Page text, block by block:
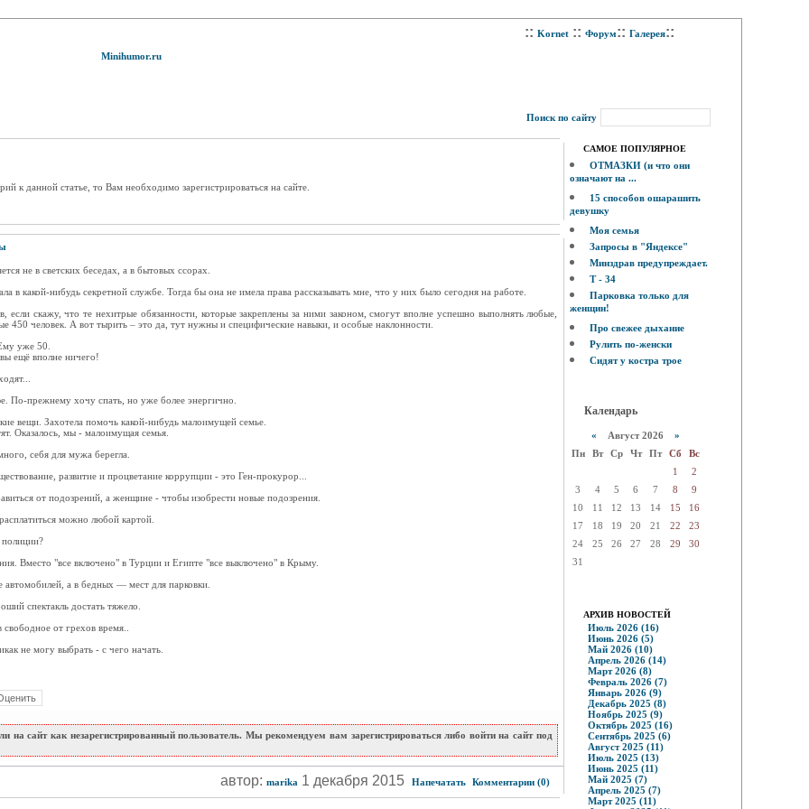
Minihumor.ru
:: Kornet :: Форум:: Галерея::
Поиск по сайту
к данной статье, то Вам необходимо зарегистрироваться на сайте.
не в светских беседах, а в бытовых ссорах.
в какой-нибудь секретной службе. Тогда бы она не имела права рассказывать мне, что у них было сегодня на работе.
если скажу, что те нехитрые обязанности, которые закреплены за ними законом, смогут вполне успешно выполнять любые,
450 человек. А вот тырить – это да, тут нужны и специфические навыки, и особые наклонности.
уже 50.
ещё вполне ничего!
По-прежнему хочу спать, но уже более энергично.
вещи. Захотела помочь какой-нибудь малоимущей семье.
Оказалось, мы - малоимущая семья.
себя для мужа берегла.
развитие и процветание коррупции - это Ген-прокурор...
от подозрений, а женщине - чтобы изобрести новые подозрения.
можно любой картой.
Вместо "все включено" в Турции и Египте "все выключено" в Крыму.
а в бедных — мест для парковки.
спектакль достать тяжело.
от грехов время..
не могу выбрать - с чего начать.
на сайт как незарегистрированный пользователь. Мы рекомендуем вам зарегистрироваться либо войти на сайт под
автор: marika 1 декабря 2015 Напечатать Комментарии (0)
САМОЕ ПОПУЛЯРНОЕ
ОТМАЗКИ (и что они
означают на ...
15 способов ошарашить
девушку
Моя семья
Запросы в "Яндексе"
Минздрав предупреждает.
Т - 34
Парковка только для
женщин!
Про свежее дыхание
Рулить по-женски
Сидят у костра трое
Календарь
« Август 2026 »
Пн
Вт Ср Чт Пт Сб
Вс
1
2
3
4 5 6 7 8
9
10
11 12 13 14 15
16
17
18 19 20 21 22
23
24
25 26 27 28 29
30
31
АРХИВ НОВОСТЕЙ
Июль 2026 (16)
Июнь 2026 (5)
Май 2026 (10)
Апрель 2026 (14)
Март 2026 (8)
Февраль 2026 (7)
Январь 2026 (9)
Декабрь 2025 (8)
Ноябрь 2025 (9)
Октябрь 2025 (16)
Сентябрь 2025 (6)
Август 2025 (11)
Июль 2025 (13)
Июнь 2025 (11)
Май 2025 (7)
Апрель 2025 (7)
Март 2025 (11)